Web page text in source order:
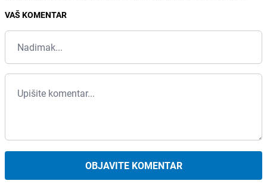
VAŠ KOMENTAR
OBJAVITE KOMENTAR